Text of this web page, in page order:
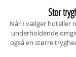
Stor
Når I vælger hoteller
underholdende
også en større